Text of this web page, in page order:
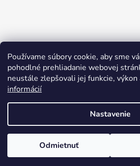
Používame súbory cookie, aby sme
pohodlné prehliadanie webovej
neustále zlepšovali jej funkcie,
informácií
Nastavenie
Odmietnuť
Sledovať na Instagrame
Vytvoril
Copyright 2026rusynshop.sk.